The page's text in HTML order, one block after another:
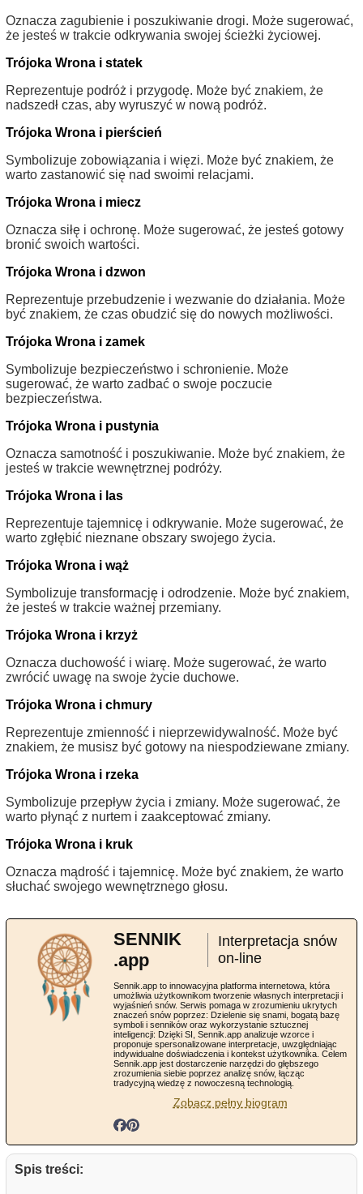
Oznacza zagubienie i poszukiwanie drogi. Może sugerować,
że jesteś w trakcie odkrywania swojej ścieżki życiowej.
Trójoka Wrona i statek
Reprezentuje podróż i przygodę. Może być znakiem, że
nadszedł czas, aby wyruszyć w nową podróż.
Trójoka Wrona i pierścień
Symbolizuje zobowiązania i więzi. Może być znakiem, że
warto zastanowić się nad swoimi relacjami.
Trójoka Wrona i miecz
Oznacza siłę i ochronę. Może sugerować, że jesteś gotowy
bronić swoich wartości.
Trójoka Wrona i dzwon
Reprezentuje przebudzenie i wezwanie do działania. Może
być znakiem, że czas obudzić się do nowych możliwości.
Trójoka Wrona i zamek
Symbolizuje bezpieczeństwo i schronienie. Może
sugerować, że warto zadbać o swoje poczucie
bezpieczeństwa.
Trójoka Wrona i pustynia
Oznacza samotność i poszukiwanie. Może być znakiem, że
jesteś w trakcie wewnętrznej podróży.
Trójoka Wrona i las
Reprezentuje tajemnicę i odkrywanie. Może sugerować, że
warto zgłębić nieznane obszary swojego życia.
Trójoka Wrona i wąż
Symbolizuje transformację i odrodzenie. Może być znakiem,
że jesteś w trakcie ważnej przemiany.
Trójoka Wrona i krzyż
Oznacza duchowość i wiarę. Może sugerować, że warto
zwrócić uwagę na swoje życie duchowe.
Trójoka Wrona i chmury
Reprezentuje zmienność i nieprzewidywalność. Może być
znakiem, że musisz być gotowy na niespodziewane zmiany.
Trójoka Wrona i rzeka
Symbolizuje przepływ życia i zmiany. Może sugerować, że
warto płynąć z nurtem i zaakceptować zmiany.
Trójoka Wrona i kruk
Oznacza mądrość i tajemnicę. Może być znakiem, że warto
słuchać swojego wewnętrznego głosu.
SENNIK
.app
Interpretacja snów
on-line
Sennik.app to innowacyjna platforma internetowa, która
umożliwia użytkownikom tworzenie własnych interpretacji i
wyjaśnień snów. Serwis pomaga w zrozumieniu ukrytych
znaczeń snów poprzez: Dzielenie się snami, bogatą bazę
symboli i senników oraz wykorzystanie sztucznej
inteligencji: Dzięki SI, Sennik.app analizuje wzorce i
proponuje spersonalizowane interpretacje, uwzględniając
indywidualne doświadczenia i kontekst użytkownika. Celem
Sennik.app jest dostarczenie narzędzi do głębszego
zrozumienia siebie poprzez analizę snów, łącząc
tradycyjną wiedzę z nowoczesną technologią.
Zobacz pełny biogram
Spis treści: